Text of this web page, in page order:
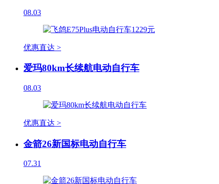
08.03
优惠直达 >
爱玛80km长续航电动自行车
08.03
优惠直达 >
金箭26新国标电动自行车
07.31